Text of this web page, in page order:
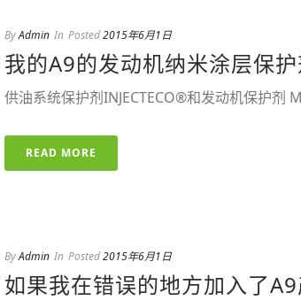
ByAdmin In Posted2015年6月1日
我的A9的发动机纳米涂层保护
供油系统保护剂INJECTECO®和发动机保护剂
READ MORE
ByAdmin In Posted2015年6月1日
如果我在错误的地方加入了